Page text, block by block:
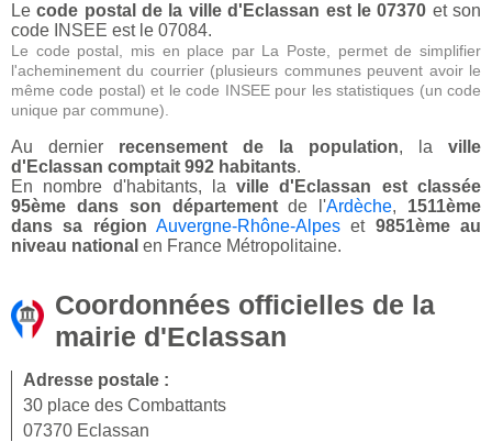
Lecode postal de la ville d'Eclassan est le 07370 et son
code INSEE est le 07084.
Le code postal, mis en place par La Poste, permet de simplifier
l'acheminement du courrier (plusieurs communes peuvent avoir le
même code postal) et le code INSEE pour les statistiques (un code
unique par commune).
Au dernier recensement de la population, la ville
d'Eclassan comptait 992 habitants.
En nombre d'habitants, laville d'Eclassan est classée
95ème dans son départementde l'Ardèche, 1511ème
dans sa région Auvergne-Rhône-Alpes et 9851ème au
niveau national en France Métropolitaine.
Coordonnées officielles de la
mairie d'Eclassan
Adresse postale :
30 place des Combattants
07370 Eclassan